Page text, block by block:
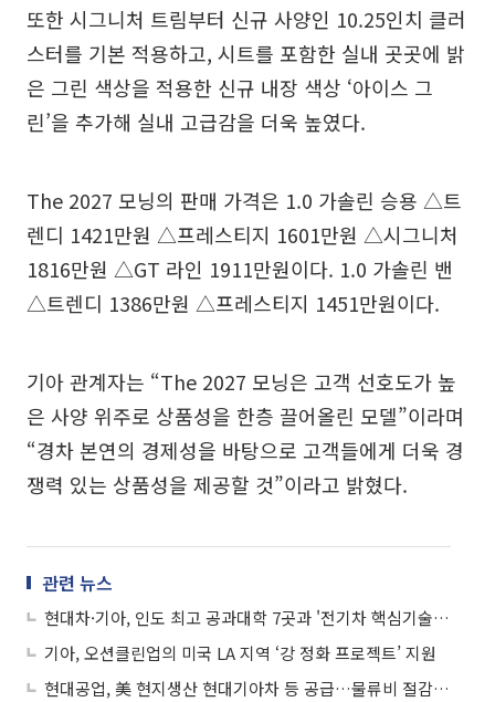
또한 시그니처 트림부터 신규 사양인 10.25인치 클러
스터를 기본 적용하고, 시트를 포함한 실내 곳곳에 밝
은 그린 색상을 적용한 신규 내장 색상 ‘아이스 그
린’을 추가해 실내 고급감을 더욱 높였다.
The 2027 모닝의 판매 가격은 1.0 가솔린 승용 △트
렌디 1421만원 △프레스티지 1601만원 △시그니처
1816만원 △GT 라인 1911만원이다. 1.0 가솔린 밴
△트렌디 1386만원 △프레스티지 1451만원이다.
기아 관계자는 “The 2027 모닝은 고객 선호도가 높
은 사양 위주로 상품성을 한층 끌어올린 모델”이라며
“경차 본연의 경제성을 바탕으로 고객들에게 더욱 경
쟁력 있는 상품성을 제공할 것”이라고 밝혔다.
관련 뉴스
현대차·기아, 인도 최고 공과대학 7곳과 '전기차 핵심기술' 개발 나선다
기아, 오션클린업의 미국 LA 지역 ‘강 정화 프로젝트’ 지원
현대공업, 美 현지생산 현대기아차 등 공급…물류비 절감에 수익성 594% 급증